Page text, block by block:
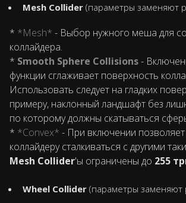
Mesh Collider (параметры заменяют
* *Mesh* - Выбор нужного меша для
коллайдера.
* Smooth Sphere Collisions-
функции сглаживает поверхность
Использовать следует на гладких
примеру, наклонный ландшафт без
по которому должны скатываться
* *Convex* - При включении
коллайдеру сталкиваться с другими
Mesh Collider'ы ограничены до 255
Wheel Collider (параметры заменяют